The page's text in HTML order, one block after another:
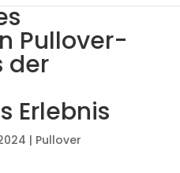
Pullover-
der
Erlebnis
| Pullover